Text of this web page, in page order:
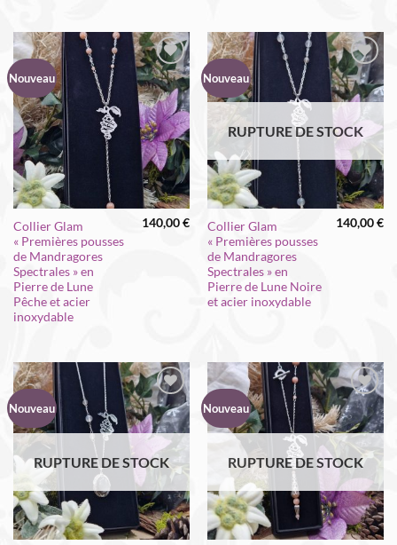
à
210,00 €
à
210,00 €
Nouveau
Collier Glam
« Premières pousses
de Mandragores
Spectrales » en
Pierre de Lune
Pêche et acier
inoxydable
140,00€
Nouveau
RUPTURE DE STOCK
Collier Glam
« Premières pousses
de Mandragores
Spectrales » en
Pierre de Lune Noire
et acier inoxydable
140,00€
Nouveau
RUPTURE DE STOCK
Nouveau
RUPTURE DE STOCK